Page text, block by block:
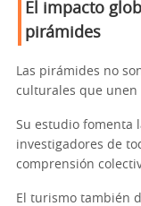
El impacto
pirámides
Las pirámides no
culturales que unen
Su estudio fomenta
investigadores de
comprensión
El turismo también